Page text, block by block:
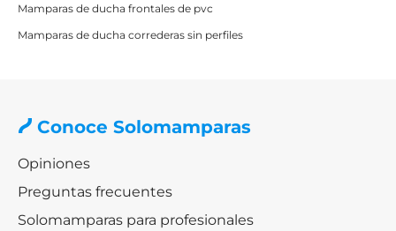
única puerta abatible sin panel fijo
Es ideal para:
Usuarios que buscan máxima simplicidad
Ofrece una estética muy limpia y una apertura directa
al plato de ducha.
Mampara de ducha frontal 1 fijo + 1
Mamparas de ducha frontales de pvc
Mamparas de ducha correderas sin perfiles​
Conoce Solomamparas
Opiniones
Preguntas frecuentes
Solomamparas para profesionales